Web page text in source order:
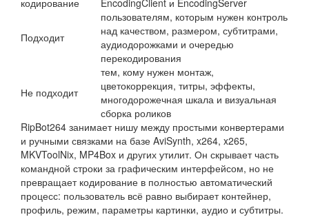
кодирование EncodingClient и EncodingServer
Подходит
пользователям, которым нужен контроль
над качеством, размером, субтитрами,
аудиодорожками и очередью
перекодирования
Не подходит
тем, кому нужен монтаж,
цветокоррекция, титры, эффекты,
многодорожечная шкала и визуальная
сборка роликов
RipBot264 занимает нишу между простыми конвертерами
и ручными связками на базе AviSynth, x264, x265,
MKVToolNix, MP4Box и других утилит. Он скрывает часть
командной строки за графическим интерфейсом, но не
превращает кодирование в полностью автоматический
процесс: пользователь всё равно выбирает контейнер,
профиль, режим, параметры картинки, аудио и субтитры.